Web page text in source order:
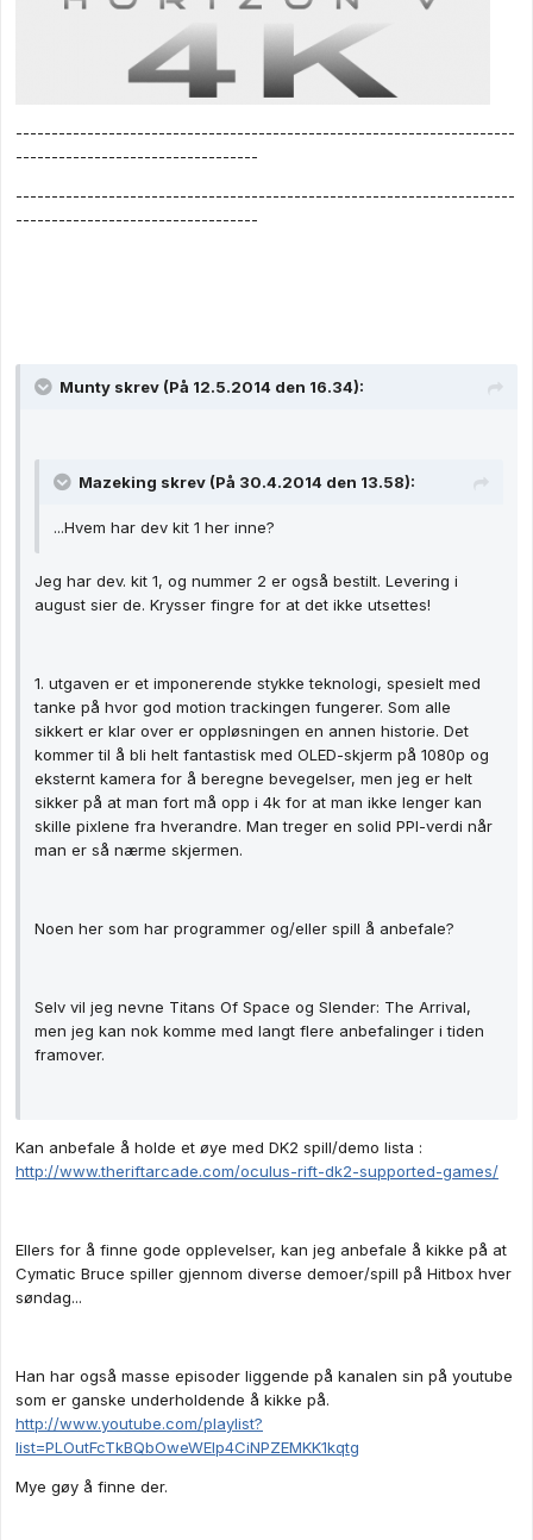
----------------------------------------------------------------------
----------------------------------
----------------------------------------------------------------------
----------------------------------
Munty skrev (På 12.5.2014 den 16.34):
Mazeking skrev (På 30.4.2014 den 13.58):
...Hvem har dev kit 1 her inne?
Jeg har dev. kit 1, og nummer 2 er også bestilt. Levering i
august sier de. Krysser fingre for at det ikke utsettes!
1. utgaven er et imponerende stykke teknologi, spesielt med
tanke på hvor god motion trackingen fungerer. Som alle
sikkert er klar over er oppløsningen en annen historie. Det
kommer til å bli helt fantastisk med OLED-skjerm på 1080p og
eksternt kamera for å beregne bevegelser, men jeg er helt
sikker på at man fort må opp i 4k for at man ikke lenger kan
skille pixlene fra hverandre. Man treger en solid PPI-verdi når
man er så nærme skjermen.
Noen her som har programmer og/eller spill å anbefale?
Selv vil jeg nevne Titans Of Space og Slender: The Arrival,
men jeg kan nok komme med langt flere anbefalinger i tiden
framover.
Kan anbefale å holde et øye med DK2 spill/demo lista :
http://www.theriftarcade.com/oculus-rift-dk2-supported-games/
Ellers for å finne gode opplevelser, kan jeg anbefale å kikke på at
Cymatic Bruce spiller gjennom diverse demoer/spill på Hitbox hver
søndag...
Han har også masse episoder liggende på kanalen sin på youtube
som er ganske underholdende å kikke på.
http://www.youtube.com/playlist?
list=PLOutFcTkBQbOweWElp4CiNPZEMKK1kqtg
Mye gøy å finne der.